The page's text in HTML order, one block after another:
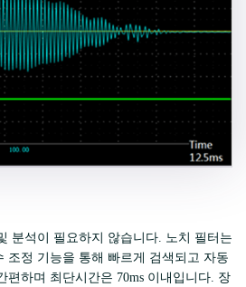
분석이 필요하지 않습니다. 노치 필터는
조정 기능을 통해 빠르게 검색되고 자동
편하며 최단시간은 70ms 이내입니다. 장